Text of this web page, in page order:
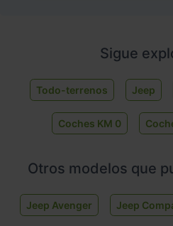
Sigue
Todo-terrenos Jeep
Coches KM 0
Otros modelos que
Jeep Avenger Jeep